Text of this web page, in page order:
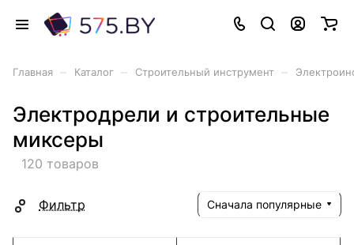
Главная Каталог Строительный инструмент
Электродрели и строительные
миксеры
120 товаров
Фильтр Сначала популярные